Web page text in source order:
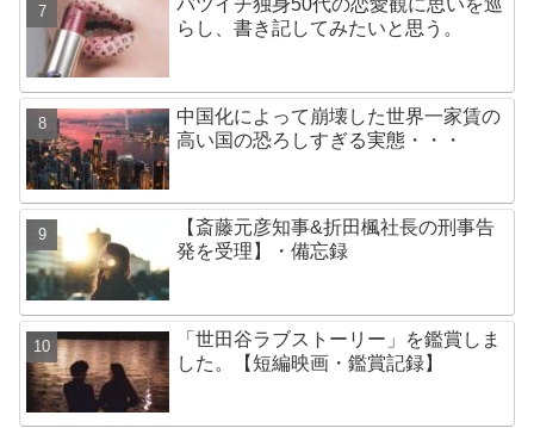
バツイチ独身50代の恋愛観に思いを巡
らし、書き記してみたいと思う。
中国化によって崩壊した世界一家賃の
高い国の恐ろしすぎる実態・・・
【斎藤元彦知事&折田楓社長の刑事告
発を受理】・備忘録
「世田谷ラブストーリー」を鑑賞しま
した。【短編映画・鑑賞記録】